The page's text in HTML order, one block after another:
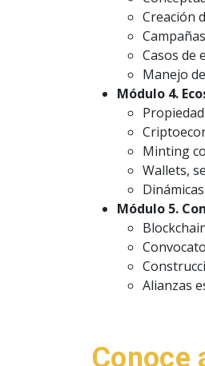
Creación
Casos de
Manejo
Módulo 4.
Minting
Wallets,
Módulo 5.
Alianzas
Conoce